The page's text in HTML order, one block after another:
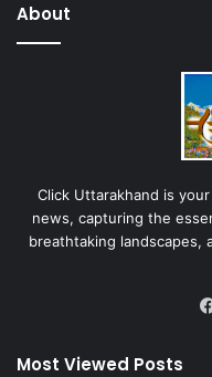
About
Click Uttarakhand is
news, capturing the
breathtaking landscapes,
Most Viewed Posts